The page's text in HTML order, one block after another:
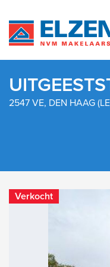
2547 VE, DEN HAAG
Verkocht